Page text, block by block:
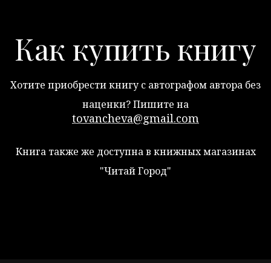
Как купить книгу
Хотите приобрести книгу с автографом автора без
наценки? Пишите на
tovancheva@gmail.com
Книга также же доступна в книжных магазинах
"Читай Город"